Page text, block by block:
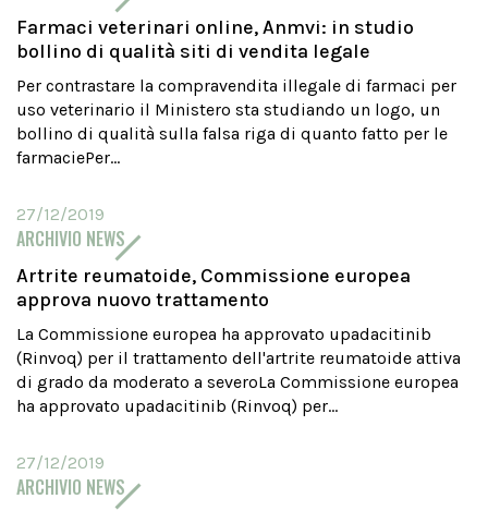
Farmaci veterinari online, Anmvi: in studio
bollino di qualità siti di vendita legale
Per contrastare la compravendita illegale di farmaci per
uso veterinario il Ministero sta studiando un logo, un
bollino di qualità sulla falsa riga di quanto fatto per le
farmaciePer...
27/12/2019
ARCHIVIO NEWS
Artrite reumatoide, Commissione europea
approva nuovo trattamento
La Commissione europea ha approvato upadacitinib
(Rinvoq) per il trattamento dell'artrite reumatoide attiva
di grado da moderato a severoLa Commissione europea
ha approvato upadacitinib (Rinvoq) per...
27/12/2019
ARCHIVIO NEWS